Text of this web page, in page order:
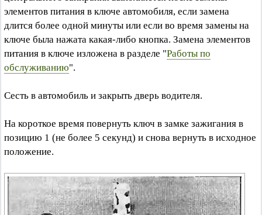
элементов питания в ключе автомобиля, если замена
длится более одной минуты или если во время замены на
ключе была нажата какая-либо кнопка. Замена элементов
питания в ключе изложена в разделе "Работы по
обслуживанию".
Сесть в автомобиль и закрыть дверь водителя.
На короткое время повернуть ключ в замке зажигания в
позицию 1 (не более 5 секунд) и снова вернуть в исходное
положение.